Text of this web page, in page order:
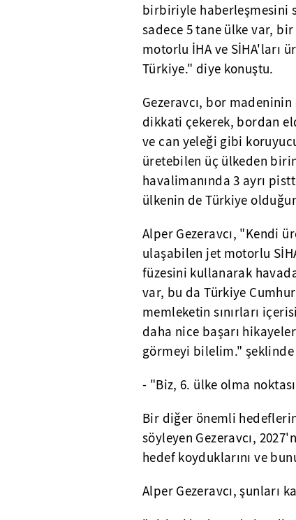
birbiriyle haberleşmesini
sadece 5 tane ülke var,
motorlu İHA ve SİHA'ları
Türkiye." diye konuştu.
Gezeravcı, bor
dikkati çekerek, bordan
ve can yeleği gibi
üretebilen üç ülkeden
havalimanında 3 ayrı
ülkenin de Türkiye
Alper Gezeravcı, "Kendi
ulaşabilen jet motorlu
füzesini kullanarak
var, bu da Türkiye
memleketin sınırları
daha nice başarı
görmeyi bilelim." şeklinde
- "Biz, 6. ülke olma
Bir diğer önemli
söyleyen Gezeravcı,
hedef koyduklarını ve
Alper Gezeravcı, şunları